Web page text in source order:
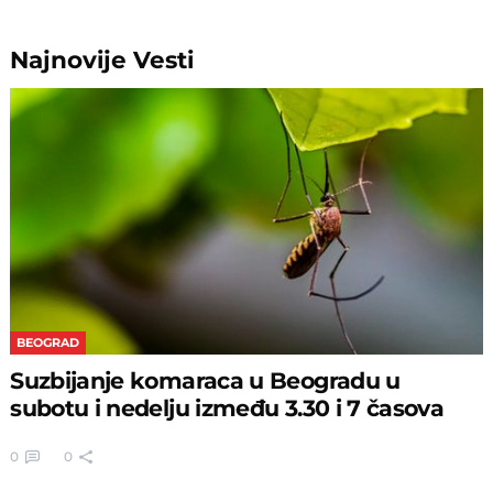
NajnovijeVesti
BEOGRAD
Suzbijanje komaraca u Beogradu u
subotu i nedelju između 3.30 i 7 časova
0 0